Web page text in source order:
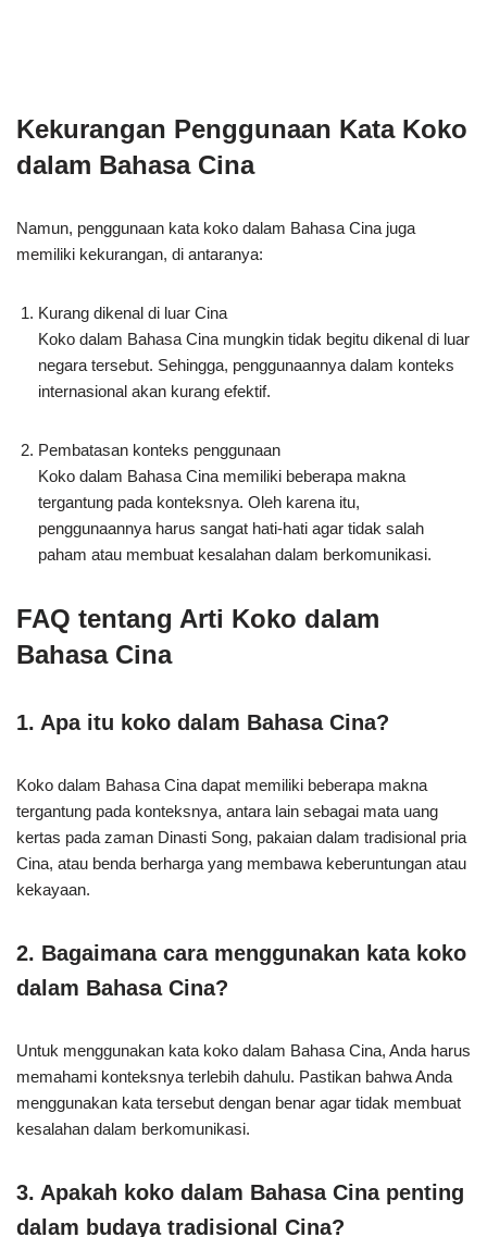
Kekurangan Penggunaan Kata Koko
dalam Bahasa Cina
Namun, penggunaan kata koko dalam Bahasa Cina juga
memiliki kekurangan, di antaranya:
Kurang dikenal di luar Cina
Koko dalam Bahasa Cina mungkin tidak begitu dikenal di luar
negara tersebut. Sehingga, penggunaannya dalam konteks
internasional akan kurang efektif.
Pembatasan konteks penggunaan
Koko dalam Bahasa Cina memiliki beberapa makna
tergantung pada konteksnya. Oleh karena itu,
penggunaannya harus sangat hati-hati agar tidak salah
paham atau membuat kesalahan dalam berkomunikasi.
FAQ tentang Arti Koko dalam
Bahasa Cina
1. Apa itu koko dalam Bahasa Cina?
Koko dalam Bahasa Cina dapat memiliki beberapa makna
tergantung pada konteksnya, antara lain sebagai mata uang
kertas pada zaman Dinasti Song, pakaian dalam tradisional pria
Cina, atau benda berharga yang membawa keberuntungan atau
kekayaan.
2. Bagaimana cara menggunakan kata koko
dalam Bahasa Cina?
Untuk menggunakan kata koko dalam Bahasa Cina, Anda harus
memahami konteksnya terlebih dahulu. Pastikan bahwa Anda
menggunakan kata tersebut dengan benar agar tidak membuat
kesalahan dalam berkomunikasi.
3. Apakah koko dalam Bahasa Cina penting
dalam budaya tradisional Cina?